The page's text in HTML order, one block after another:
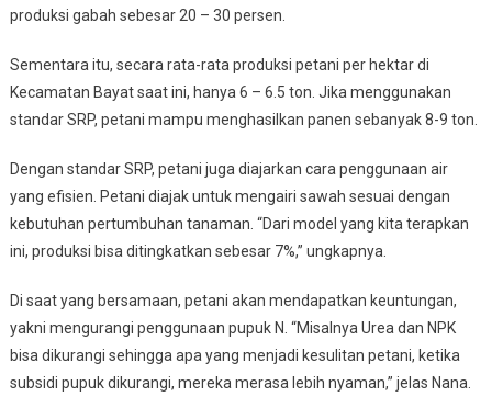
produksi gabah sebesar 20 – 30 persen.
Sementara itu, secara rata-rata produksi petani per hektar di
Kecamatan Bayat saat ini, hanya 6 – 6.5 ton. Jika menggunakan
standar SRP, petani mampu menghasilkan panen sebanyak 8-9 ton.
Dengan standar SRP, petani juga diajarkan cara penggunaan air
yang efisien. Petani diajak untuk mengairi sawah sesuai dengan
kebutuhan pertumbuhan tanaman. “Dari model yang kita terapkan
ini, produksi bisa ditingkatkan sebesar 7%,” ungkapnya.
Di saat yang bersamaan, petani akan mendapatkan keuntungan,
yakni mengurangi penggunaan pupuk N. “Misalnya Urea dan NPK
bisa dikurangi sehingga apa yang menjadi kesulitan petani, ketika
subsidi pupuk dikurangi, mereka merasa lebih nyaman,” jelas Nana.